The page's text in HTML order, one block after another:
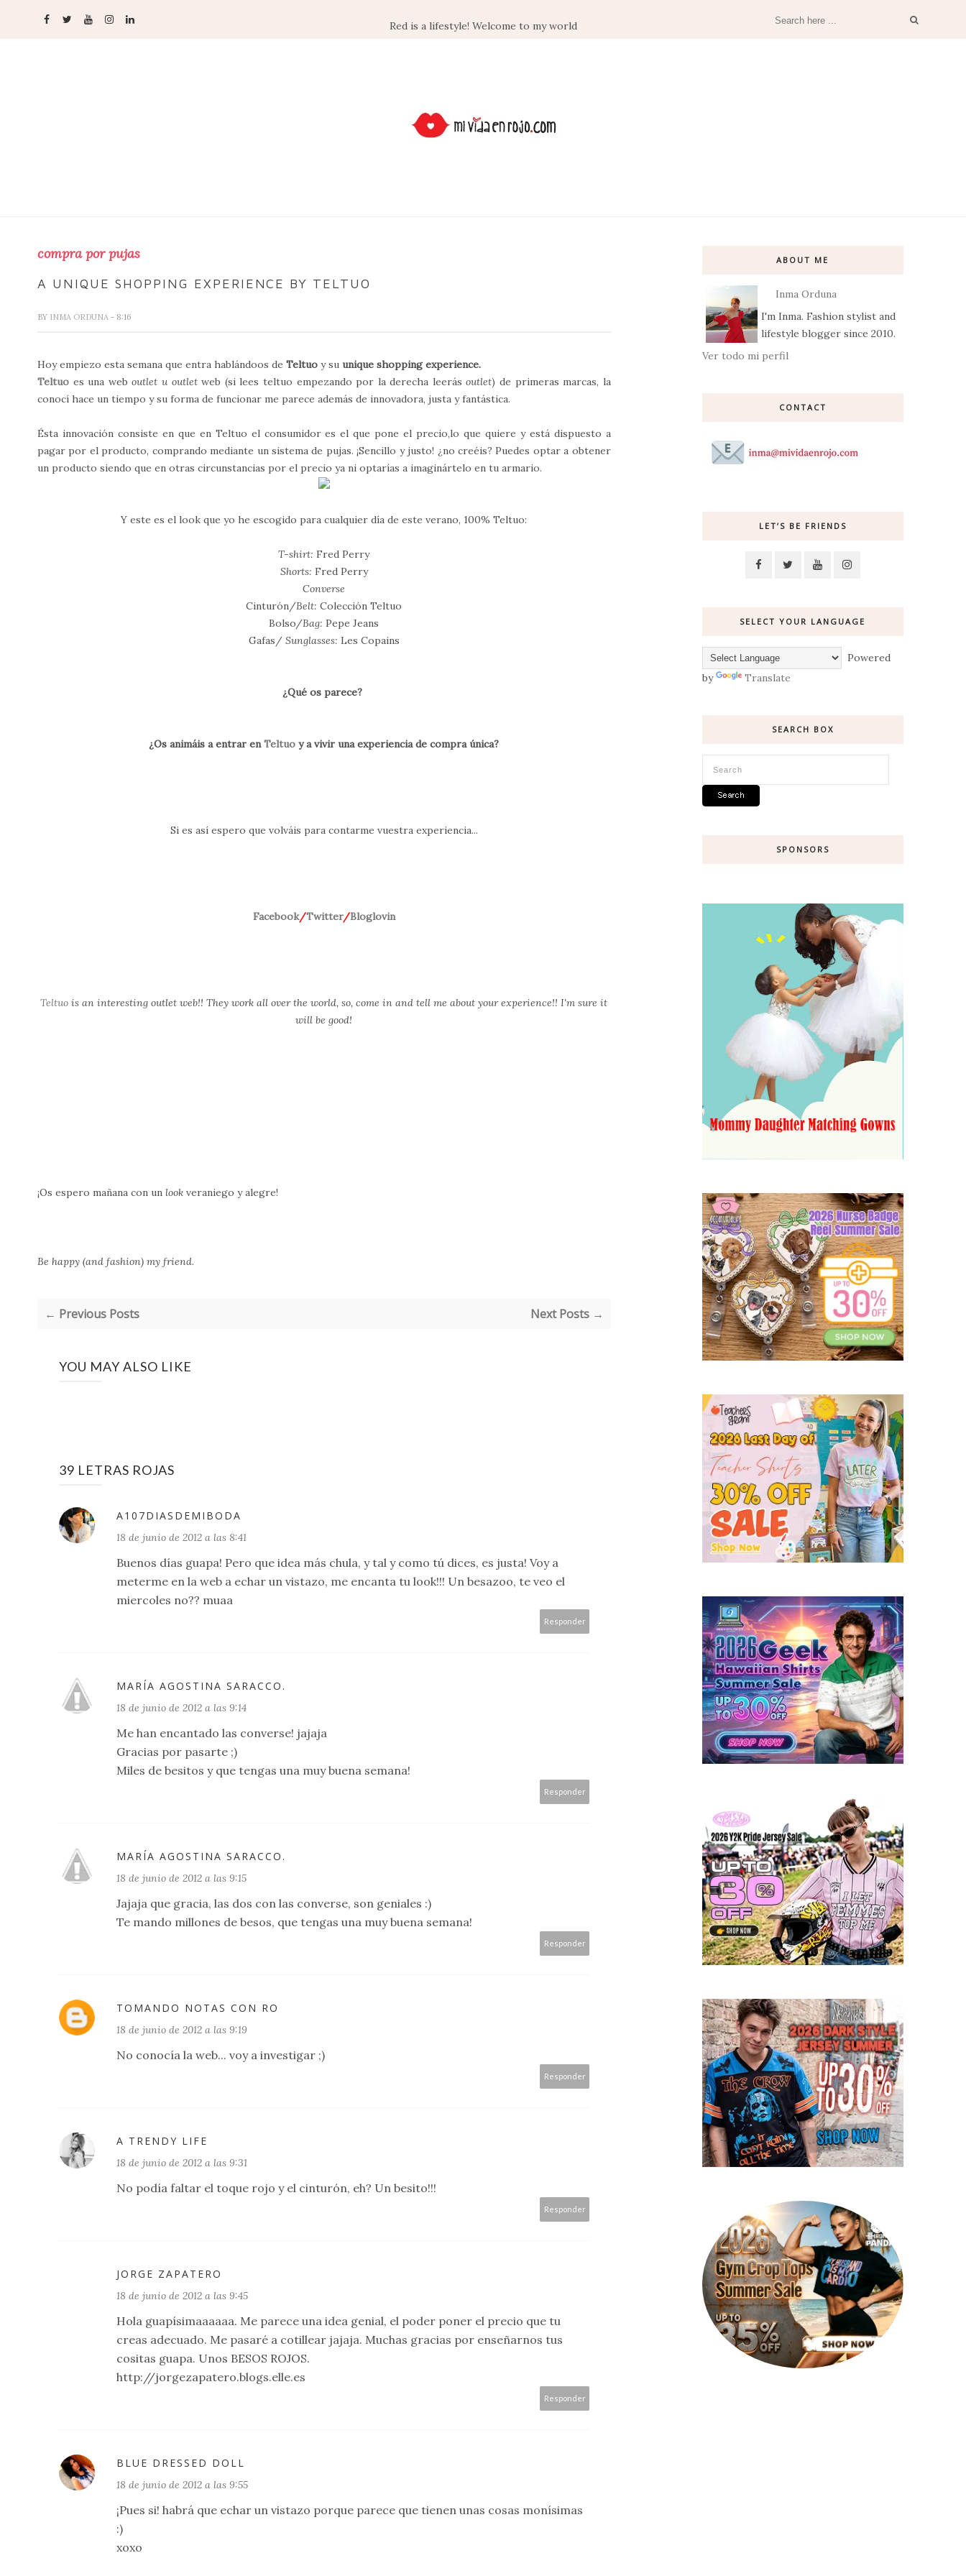
Red is a lifestyle! Welcome to my world
compra por pujas
A UNIQUE SHOPPING EXPERIENCE BY TELTUO
BY INMA ORDUNA - 8:16
Hoy empiezo esta semana que entra hablándoos de Teltuo y su unique shopping experience.
Teltuo es una weboutlet u outletweb (si lees teltuo empezando por la derecha leerásoutlet) de primeras marcas, la
conocí hace un tiempo y su forma de funcionar me parece además de innovadora, justa y fantástica.
Ésta innovación consiste en que en Teltuo el consumidor es el que pone el precio,lo que quiere y está dispuesto a
pagar por el producto, comprando mediante un sistema de pujas. ¡Sencillo y justo! ¿no creéis? Puedes optar a obtener
un producto siendo que en otras circunstancias por el precio ya ni optarías a imaginártelo en tu armario.
Y este es el look que yo he escogido para cualquier día de este verano, 100% Teltuo:
T-shirt:Fred Perry
Shorts: Fred Perry
Converse
Cinturón/Belt:Colección Teltuo
Bolso/Bag:Pepe Jeans
Gafas/Sunglasses: Les Copains
¿Qué os parece?
¿Os animáis a entrar enTeltuo y a vivir una experiencia de compra única?
Si es así espero que volváis para contarme vuestra experiencia...
Facebook/Twitter/Bloglovin
Teltuo is an interesting outlet web!! They work all over the world, so, come in and tell me about your experience!! I'm sure it
will be good!
¡Os espero mañana con un look veraniego y alegre!
Be happy (and fashion) my friend.
← Previous Posts Next Posts →
YOU MAY ALSO LIKE
39 LETRAS ROJAS
A107DIASDEMIBODA
18 de junio de 2012 a las 8:41
Buenos días guapa! Pero que idea más chula, y tal y como tú dices, es justa! Voy a
meterme en la web a echar un vistazo, me encanta tu look!!! Un besazoo, te veo el
miercoles no?? muaa
Responder
MARÍA AGOSTINA SARACCO.
18 de junio de 2012 a las 9:14
Me han encantado las converse! jajaja
Gracias por pasarte ;)
Miles de besitos y que tengas una muy buena semana!
Responder
MARÍA AGOSTINA SARACCO.
18 de junio de 2012 a las 9:15
Jajaja que gracia, las dos con las converse, son geniales :)
Te mando millones de besos, que tengas una muy buena semana!
Responder
TOMANDO NOTAS CON RO
18 de junio de 2012 a las 9:19
No conocía la web... voy a investigar ;)
Responder
A TRENDY LIFE
18 de junio de 2012 a las 9:31
No podía faltar el toque rojo y el cinturón, eh? Un besito!!!
Responder
JORGE ZAPATERO
18 de junio de 2012 a las 9:45
Hola guapísimaaaaaa. Me parece una idea genial, el poder poner el precio que tu
creas adecuado. Me pasaré a cotillear jajaja. Muchas gracias por enseñarnos tus
cositas guapa. Unos BESOS ROJOS.
http://jorgezapatero.blogs.elle.es
Responder
BLUE DRESSED DOLL
18 de junio de 2012 a las 9:55
¡Pues si! habrá que echar un vistazo porque parece que tienen unas cosas monísimas
:)
xoxo
ABOUT ME
Inma Orduna
I'm Inma. Fashion stylist and
lifestyle blogger since 2010.
Ver todo mi perfil
CONTACT
LET’S BE FRIENDS
SELECT YOUR LANGUAGE
Powered
by
Translate
SEARCH BOX
SPONSORS